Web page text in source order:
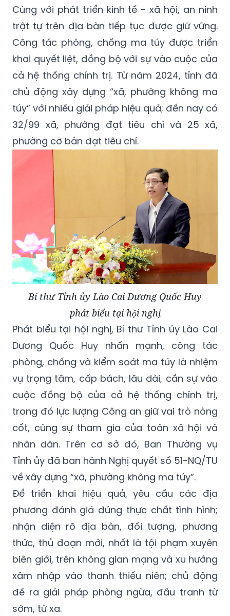
Cùng với phát triển kinh tế - xã hội, an ninh
trật tự trên địa bàn tiếp tục được giữ vững.
Công tác phòng, chống ma túy được triển
khai quyết liệt, đồng bộ với sự vào cuộc của
cả hệ thống chính trị. Từ năm 2024, tỉnh đã
chủ động xây dựng “xã, phường không ma
túy” với nhiều giải pháp hiệu quả; đến nay có
32/99 xã, phường đạt tiêu chí và 25 xã,
phường cơ bản đạt tiêu chí.
Bí thư Tỉnh ủy Lào Cai Dương Quốc Huy
phát biểu tại hội nghị
Phát biểu tại hội nghị, Bí thư Tỉnh ủy Lào Cai
Dương Quốc Huy nhấn mạnh, công tác
phòng, chống và kiểm soát ma túy là nhiệm
vụ trọng tâm, cấp bách, lâu dài, cần sự vào
cuộc đồng bộ của cả hệ thống chính trị,
trong đó lực lượng Công an giữ vai trò nòng
cốt, cùng sự tham gia của toàn xã hội và
nhân dân. Trên cơ sở đó, Ban Thường vụ
Tỉnh ủy đã ban hành Nghị quyết số 51-NQ/TU
về xây dựng “xã, phường không ma túy”.
Để triển khai hiệu quả, yêu cầu các địa
phương đánh giá đúng thực chất tình hình;
nhận diện rõ địa bàn, đối tượng, phương
thức, thủ đoạn mới, nhất là tội phạm xuyên
biên giới, trên không gian mạng và xu hướng
xâm nhập vào thanh thiếu niên; chủ động
đề ra giải pháp phòng ngừa, đấu tranh từ
sớm, từ xa.